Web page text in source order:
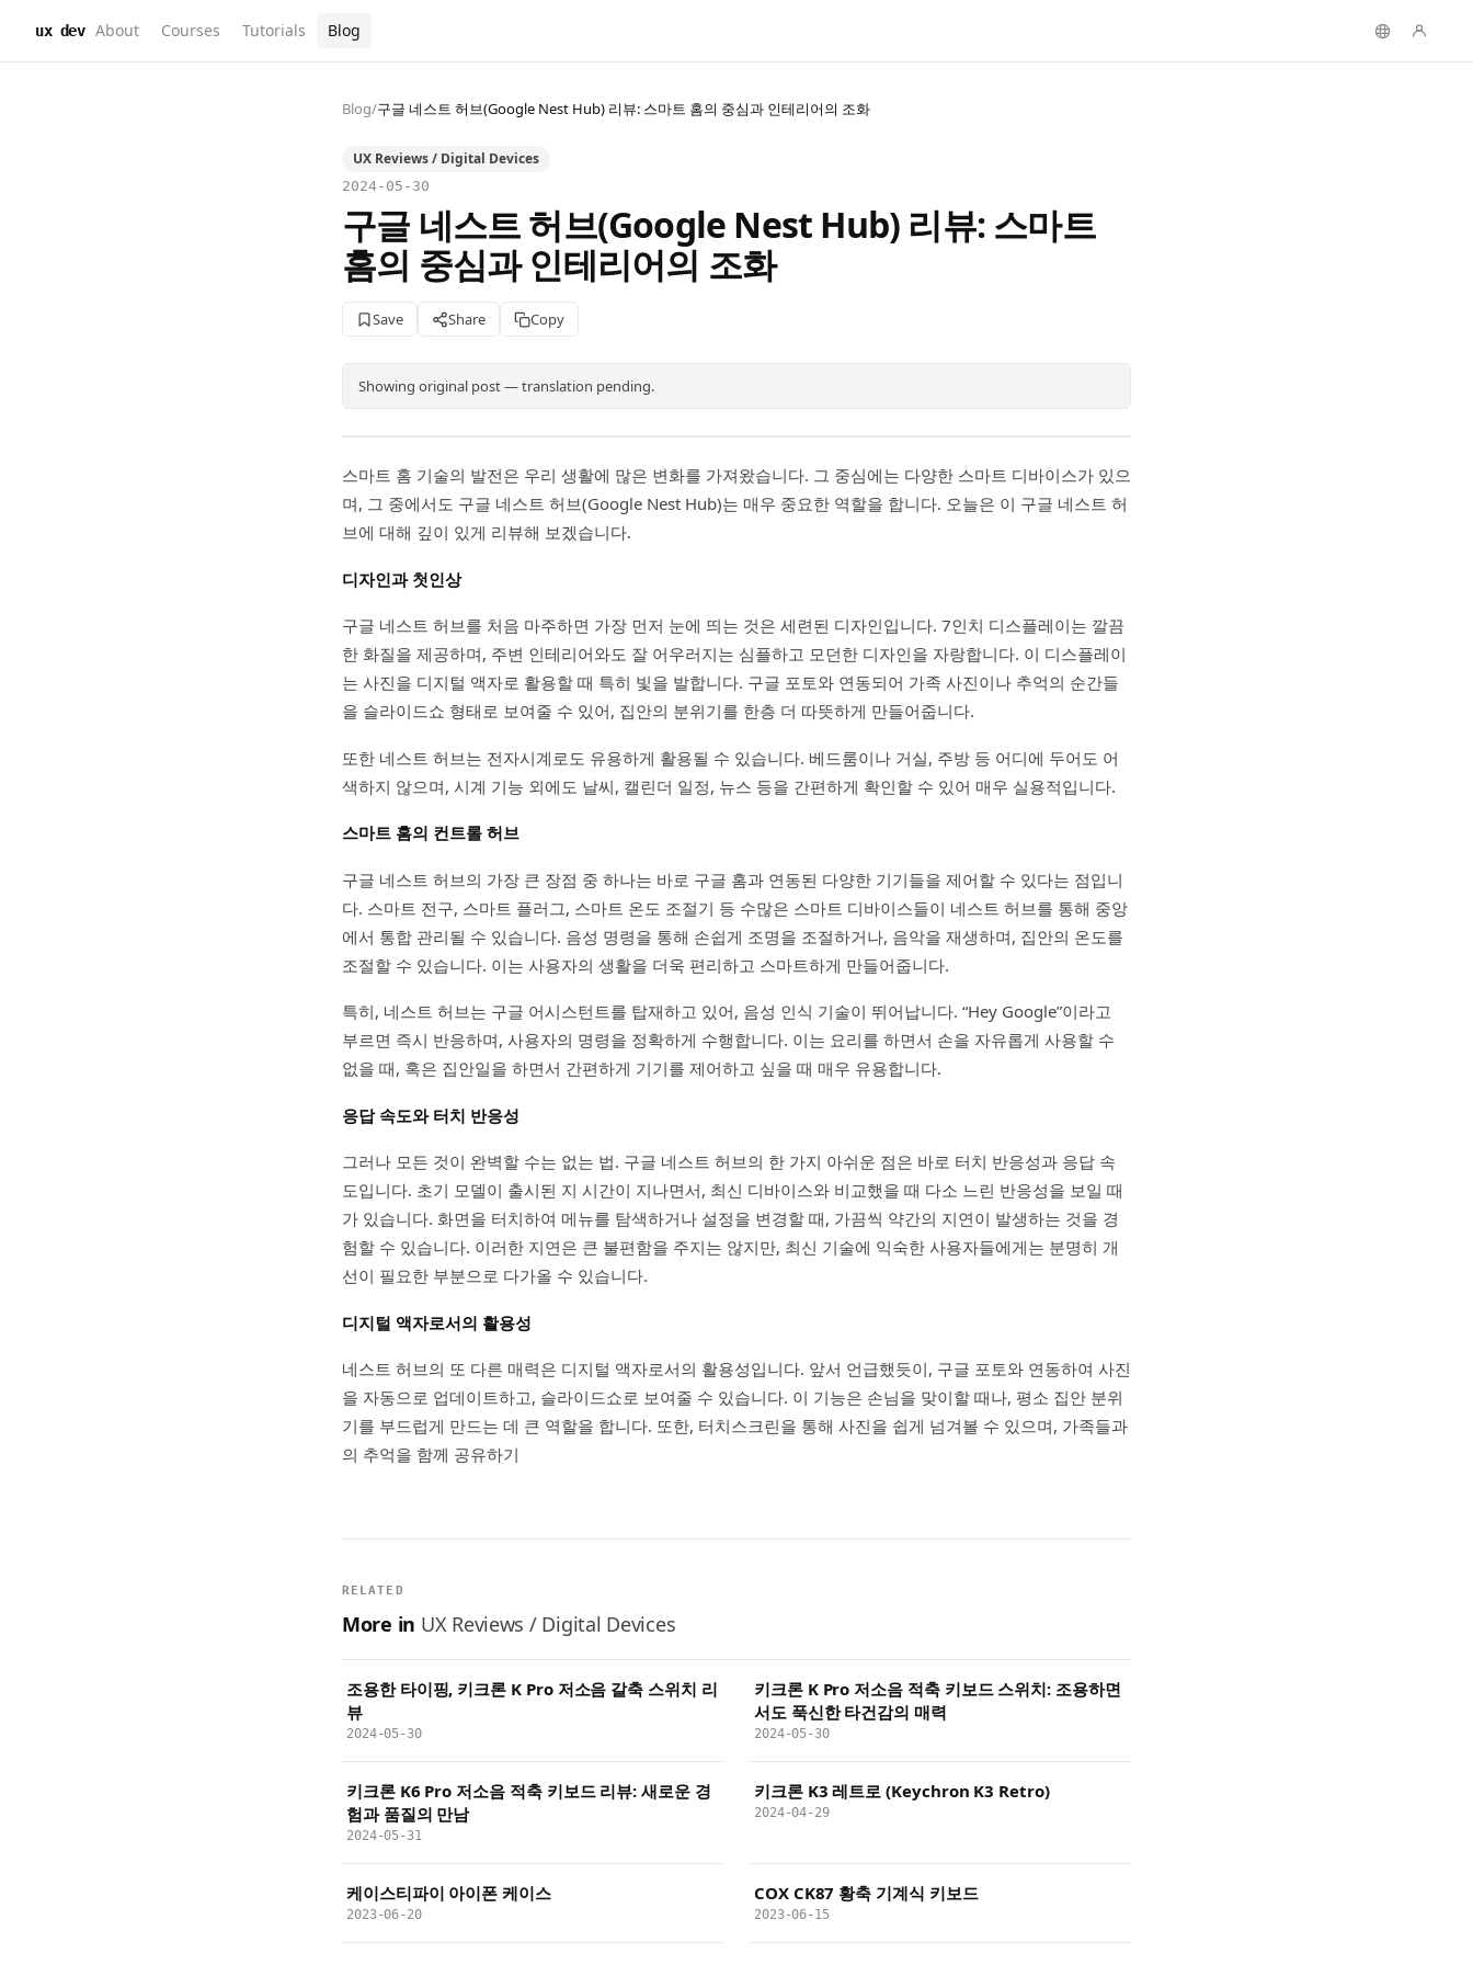
ux dev About Courses Tutorials Blog
Blog/구글 네스트 허브(Google Nest Hub) 리뷰: 스마트 홈의 중심과 인테리어의 조화
UX Reviews / Digital Devices
2024-05-30
구글 네스트 허브(Google Nest Hub) 리뷰: 스마트
홈의 중심과 인테리어의 조화
Save Share Copy
Showing original post — translation pending.
스마트 홈 기술의 발전은 우리 생활에 많은 변화를 가져왔습니다. 그 중심에는 다양한 스마트 디바이스가 있으
며, 그 중에서도 구글 네스트 허브(Google Nest Hub)는 매우 중요한 역할을 합니다. 오늘은 이 구글 네스트 허
브에 대해 깊이 있게 리뷰해 보겠습니다.
디자인과 첫인상
구글 네스트 허브를 처음 마주하면 가장 먼저 눈에 띄는 것은 세련된 디자인입니다. 7인치 디스플레이는 깔끔
한 화질을 제공하며, 주변 인테리어와도 잘 어우러지는 심플하고 모던한 디자인을 자랑합니다. 이 디스플레이
는 사진을 디지털 액자로 활용할 때 특히 빛을 발합니다. 구글 포토와 연동되어 가족 사진이나 추억의 순간들
을 슬라이드쇼 형태로 보여줄 수 있어, 집안의 분위기를 한층 더 따뜻하게 만들어줍니다.
또한 네스트 허브는 전자시계로도 유용하게 활용될 수 있습니다. 베드룸이나 거실, 주방 등 어디에 두어도 어
색하지 않으며, 시계 기능 외에도 날씨, 캘린더 일정, 뉴스 등을 간편하게 확인할 수 있어 매우 실용적입니다.
스마트 홈의 컨트롤 허브
구글 네스트 허브의 가장 큰 장점 중 하나는 바로 구글 홈과 연동된 다양한 기기들을 제어할 수 있다는 점입니
다. 스마트 전구, 스마트 플러그, 스마트 온도 조절기 등 수많은 스마트 디바이스들이 네스트 허브를 통해 중앙
에서 통합 관리될 수 있습니다. 음성 명령을 통해 손쉽게 조명을 조절하거나, 음악을 재생하며, 집안의 온도를
조절할 수 있습니다. 이는 사용자의 생활을 더욱 편리하고 스마트하게 만들어줍니다.
특히, 네스트 허브는 구글 어시스턴트를 탑재하고 있어, 음성 인식 기술이 뛰어납니다. “Hey Google”이라고
부르면 즉시 반응하며, 사용자의 명령을 정확하게 수행합니다. 이는 요리를 하면서 손을 자유롭게 사용할 수
없을 때, 혹은 집안일을 하면서 간편하게 기기를 제어하고 싶을 때 매우 유용합니다.
응답 속도와 터치 반응성
그러나 모든 것이 완벽할 수는 없는 법. 구글 네스트 허브의 한 가지 아쉬운 점은 바로 터치 반응성과 응답 속
도입니다. 초기 모델이 출시된 지 시간이 지나면서, 최신 디바이스와 비교했을 때 다소 느린 반응성을 보일 때
가 있습니다. 화면을 터치하여 메뉴를 탐색하거나 설정을 변경할 때, 가끔씩 약간의 지연이 발생하는 것을 경
험할 수 있습니다. 이러한 지연은 큰 불편함을 주지는 않지만, 최신 기술에 익숙한 사용자들에게는 분명히 개
선이 필요한 부분으로 다가올 수 있습니다.
디지털 액자로서의 활용성
네스트 허브의 또 다른 매력은 디지털 액자로서의 활용성입니다. 앞서 언급했듯이, 구글 포토와 연동하여 사진
을 자동으로 업데이트하고, 슬라이드쇼로 보여줄 수 있습니다. 이 기능은 손님을 맞이할 때나, 평소 집안 분위
기를 부드럽게 만드는 데 큰 역할을 합니다. 또한, 터치스크린을 통해 사진을 쉽게 넘겨볼 수 있으며, 가족들과
의 추억을 함께 공유하기
RELATED
More in UX Reviews / Digital Devices
조용한 타이핑, 키크론 K Pro 저소음 갈축 스위치 리
뷰
2024-05-30
키크론 K Pro 저소음 적축 키보드 스위치: 조용하면
서도 푹신한 타건감의 매력
2024-05-30
키크론 K6 Pro 저소음 적축 키보드 리뷰: 새로운 경
험과 품질의 만남
2024-05-31
키크론 K3 레트로 (Keychron K3 Retro)
2024-04-29
케이스티파이 아이폰 케이스
2023-06-20
COX CK87 황축 기계식 키보드
2023-06-15